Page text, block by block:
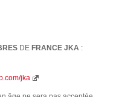
DE FRANCE JKA :
jka